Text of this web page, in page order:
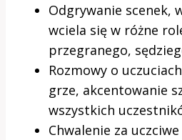
Odgrywanie scenek,
wciela się w różne
przegranego,
Rozmowy o
grze, akcentowanie
wszystkich
Chwalenie za